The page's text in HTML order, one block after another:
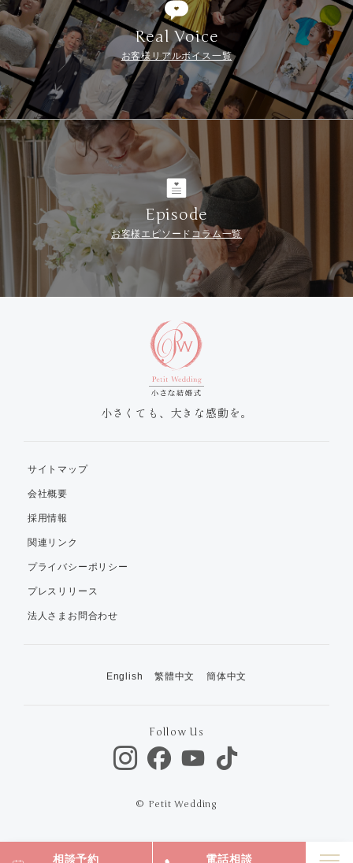
相談予約 電話相談
Real Voice
お客様リアルボイス一覧
Episode
お客様エピソードコラム一覧
小さくても、大きな感動を。
サイトマップ
会社概要
採用情報
関連リンク
プライバシーポリシー
プレスリリース
法人さまお問合わせ
English 繁體中文 簡体中文
Follow Us
© Petit Wedding